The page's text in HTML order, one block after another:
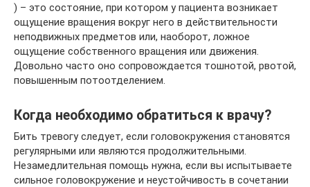
) – это состояние, при котором у пациента возникает
ощущение вращения вокруг него в действительности
неподвижных предметов или, наоборот, ложное
ощущение собственного вращения или движения.
Довольно часто оно сопровождается тошнотой, рвотой,
повышенным потоотделением.
Когда необходимо обратиться к врачу?
Бить тревогу следует, если головокружения становятся
регулярными или являются продолжительными.
Незамедлительная помощь нужна, если вы испытываете
сильное головокружение и неустойчивость в сочетании